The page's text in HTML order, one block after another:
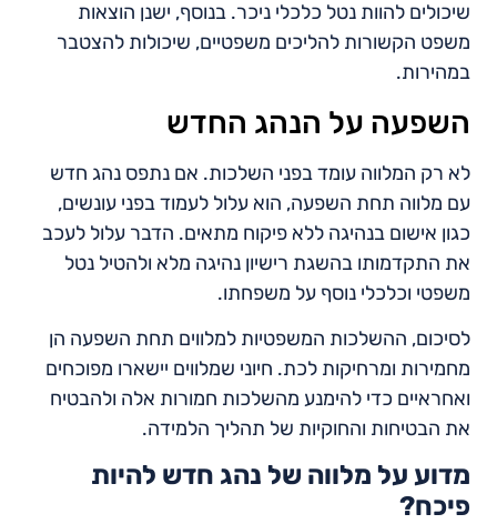
שיכולים להוות נטל כלכלי ניכר. בנוסף, ישנן הוצאות
משפט הקשורות להליכים משפטיים, שיכולות להצטבר
במהירות.
השפעה על הנהג החדש
לא רק המלווה עומד בפני השלכות. אם נתפס נהג חדש
עם מלווה תחת השפעה, הוא עלול לעמוד בפני עונשים,
כגון אישום בנהיגה ללא פיקוח מתאים. הדבר עלול לעכב
את התקדמותו בהשגת רישיון נהיגה מלא ולהטיל נטל
משפטי וכלכלי נוסף על משפחתו.
לסיכום, ההשלכות המשפטיות למלווים תחת השפעה הן
מחמירות ומרחיקות לכת. חיוני שמלווים יישארו מפוכחים
ואחראיים כדי להימנע מהשלכות חמורות אלה ולהבטיח
את הבטיחות והחוקיות של תהליך הלמידה.
מדוע על מלווה של נהג חדש להיות
פיכח?